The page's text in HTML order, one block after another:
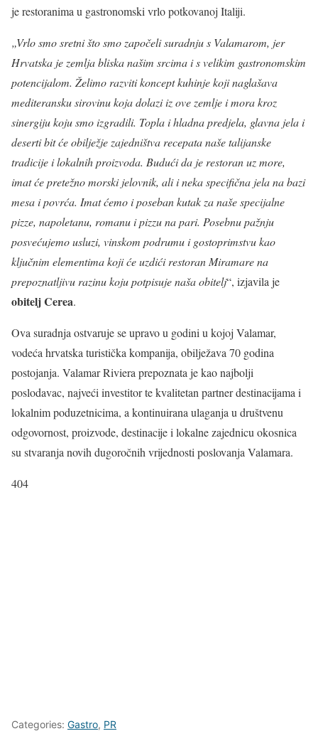
je restoranima u gastronomski vrlo potkovanoj Italiji.
„Vrlo smo sretni što smo započeli suradnju s Valamarom, jer
Hrvatska je zemlja bliska našim srcima i s velikim gastronomskim
potencijalom. Želimo razviti koncept kuhinje koji naglašava
mediteransku sirovinu koja dolazi iz ove zemlje i mora kroz
sinergiju koju smo izgradili. Topla i hladna predjela, glavna jela i
deserti bit će obilježje zajedništva recepata naše talijanske
tradicije i lokalnih proizvoda. Budući da je restoran uz more,
imat će pretežno morski jelovnik, ali i neka specifična jela na bazi
mesa i povrća. Imat ćemo i poseban kutak za naše specijalne
pizze, napoletanu, romanu i pizzu na pari. Posebnu pažnju
posvećujemo usluzi, vinskom podrumu i gostoprimstvu kao
ključnim elementima koji će uzdići restoran Miramare na
prepoznatljivu razinu koju potpisuje naša obitelj“, izjavila je
obitelj Cerea.
Ova suradnja ostvaruje se upravo u godini u kojoj Valamar,
vodeća hrvatska turistička kompanija, obilježava 70 godina
postojanja. Valamar Riviera prepoznata je kao najbolji
poslodavac, najveći investitor te kvalitetan partner destinacijama i
lokalnim poduzetnicima, a kontinuirana ulaganja u društvenu
odgovornost, proizvode, destinacije i lokalne zajednicu okosnica
su stvaranja novih dugoročnih vrijednosti poslovanja Valamara.
404
Categories: Gastro, PR